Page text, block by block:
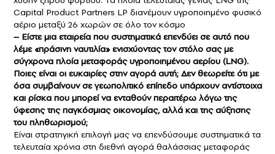
Capital Product Partners LP διανέμουν υγροποιημένο φυσικό
αέριο μεταξύ 26 χωρών σε όλο τον κόσμο
– Είστε μια εταιρεία που συστηματικά επενδύει σε αυτό που
λέμε «πράσινη ναυτιλία» ενισχύοντας τον στόλο σας με
σύγχρονα πλοία μεταφοράς υγροποιημένου αερίου (LNG).
Ποιες είναι οι ευκαιρίες στην αγορά αυτή; Δεν θεωρείτε ότι με
όσα συμβαίνουν σε γεωπολιτικό επίπεδο υπάρχουν αντίστοιχα
και ρίσκα που μπορεί να ενταθούν περαιτέρω λόγω της
ύφεσης της παγκόσμιας οικονομίας, αλλά και της αύξησης
του πληθωρισμού;
Είναι στρατηγική επιλογή μας να επενδύσουμε συστηματικά τα
τελευταία χρόνια στη διεθνή αγορά θαλάσσιας μεταφοράς